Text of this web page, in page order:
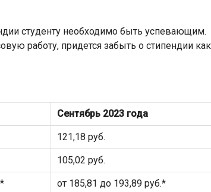
студенту необходимо быть успевающим.
работу, придется забыть о стипендии как
Сентябрь 2023 года
121,18 руб.
105,02 руб.
от 185,81 до 193,89 руб.*